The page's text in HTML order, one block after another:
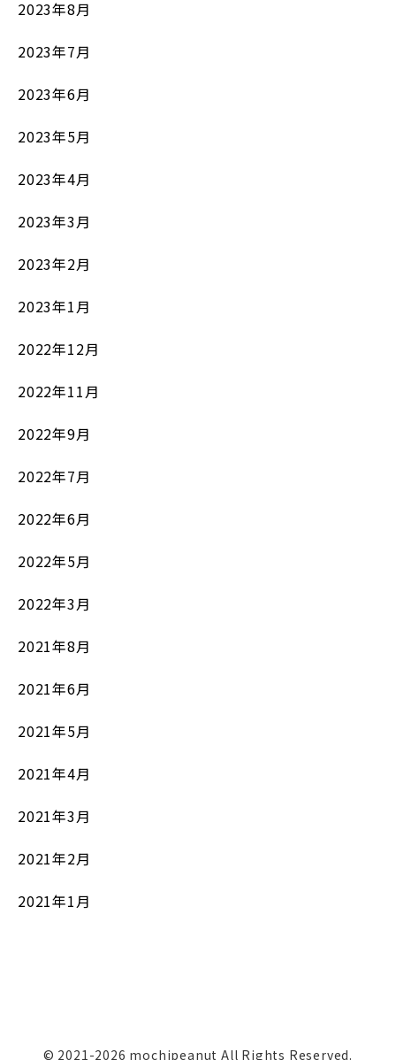
2023年8月
2023年7月
2023年6月
2023年5月
2023年4月
2023年3月
2023年2月
2023年1月
2022年12月
2022年11月
2022年9月
2022年7月
2022年6月
2022年5月
2022年3月
2021年8月
2021年6月
2021年5月
2021年4月
2021年3月
2021年2月
2021年1月
© 2021-2026 mochipeanut All Rights Reserved.